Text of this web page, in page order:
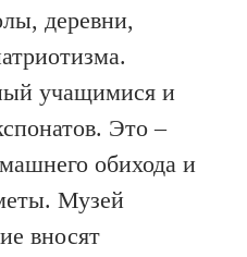
деревни,
учащимися и
Это –
обихода и
Музей
вносят